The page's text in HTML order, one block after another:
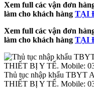
Xem full các vận đơn
làm cho khách hàng TẠI
Xem full các vận đơn
làm cho khách hàng TẠI
Thủ tục nhập khẩu TBYT
THIẾT BỊ Y TẾ. Mobile: